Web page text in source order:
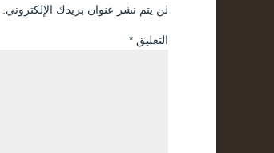
لن يتم نشر عنوان بريدك الإلكتروني.
التعليق *